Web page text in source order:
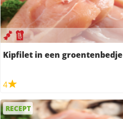
Kipfilet in een groentenbedje
4
RECEPT